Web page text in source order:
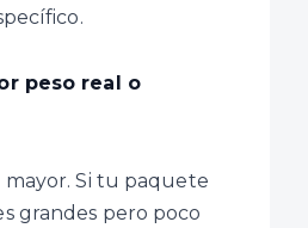
peso real o
mayor. Si tu paquete
grandes pero poco